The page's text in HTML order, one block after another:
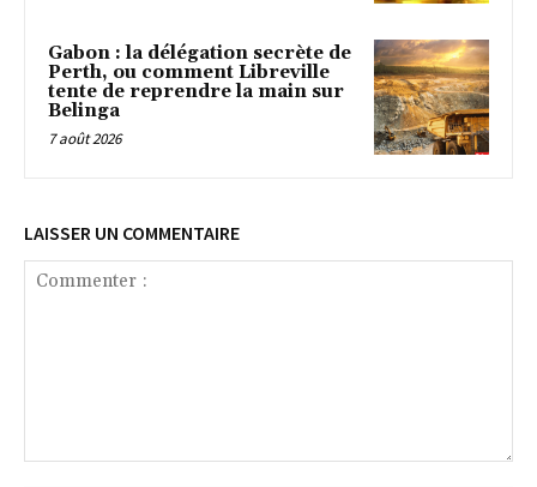
Gabon : la délégation secrète de
Perth, ou comment Libreville
tente de reprendre la main sur
Belinga
7 août 2026
LAISSER UN COMMENTAIRE